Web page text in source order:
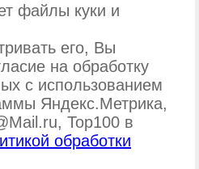
сервис
файлы куки и
его, Вы
на обработку
с использованием
Яндекс.Метрика,
Top100 в
обработки